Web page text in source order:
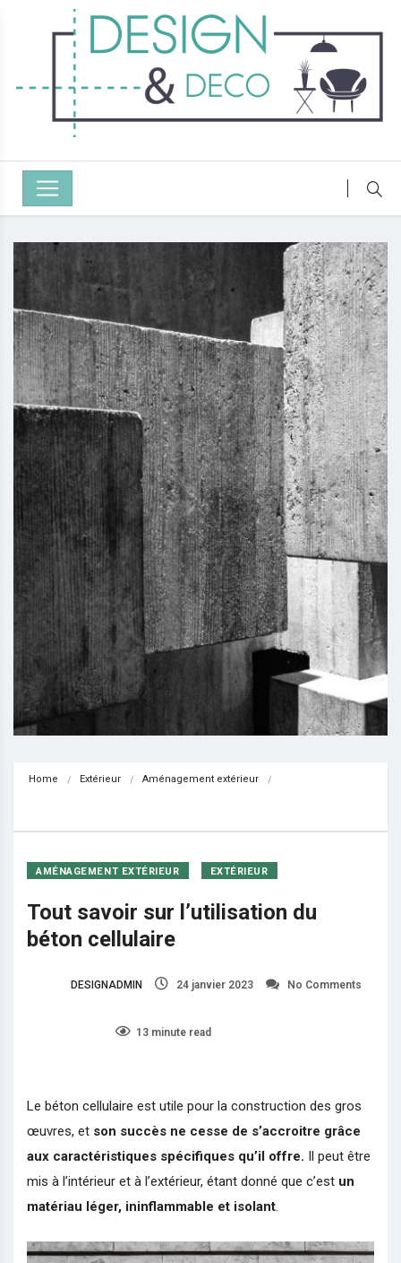
Home Extérieur Aménagement extérieur
AMÉNAGEMENT EXTÉRIEUR EXTÉRIEUR
Tout savoir sur l’utilisation du
béton cellulaire
DESIGNADMIN 24 janvier 2023 No Comments
13 minute read
Le béton cellulaire est utile pour la construction des gros
œuvres, et son succès ne cesse de s’accroitre grâce
aux caractéristiques spécifiques qu’il offre. Il peut être
mis à l’intérieur et à l’extérieur, étant donné que c’est un
matériau léger, ininflammable et isolant.